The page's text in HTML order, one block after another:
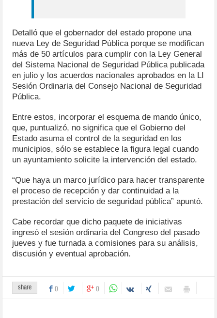
Detalló que el gobernador del estado propone una
nueva Ley de Seguridad Pública porque se modifican
más de 50 artículos para cumplir con la Ley General
del Sistema Nacional de Seguridad Pública publicada
en julio y los acuerdos nacionales aprobados en la LI
Sesión Ordinaria del Consejo Nacional de Seguridad
Pública.
Entre estos, incorporar el esquema de mando único,
que, puntualizó, no significa que el Gobierno del
Estado asuma el control de la seguridad en los
municipios, sólo se establece la figura legal cuando
un ayuntamiento solicite la intervención del estado.
“Que haya un marco jurídico para hacer transparente
el proceso de recepción y dar continuidad a la
prestación del servicio de seguridad pública” apuntó.
Cabe recordar que dicho paquete de iniciativas
ingresó el sesión ordinaria del Congreso del pasado
jueves y fue turnada a comisiones para su análisis,
discusión y eventual aprobación.
share 0 0